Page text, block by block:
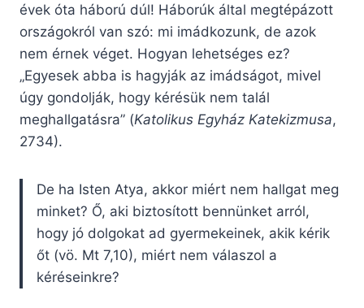
évek óta háború dúl! Háborúk által megtépázott
országokról van szó: mi imádkozunk, de azok
nem érnek véget. Hogyan lehetséges ez?
„Egyesek abba is hagyják az imádságot, mivel
úgy gondolják, hogy kérésük nem talál
meghallgatásra” (Katolikus Egyház Katekizmusa,
2734).
De ha Isten Atya, akkor miért nem hallgat meg
minket? Ő, aki biztosított bennünket arról,
hogy jó dolgokat ad gyermekeinek, akik kérik
őt (vö. Mt 7,10), miért nem válaszol a
kéréseinkre?